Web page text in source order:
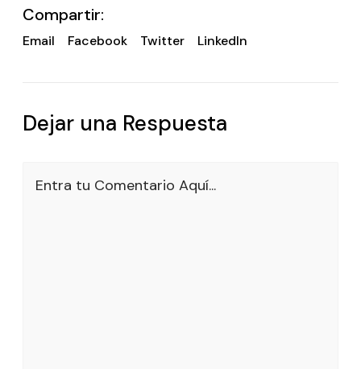
Compartir:
Email Facebook Twitter LinkedIn
Dejar una Respuesta
Entra tu Comentario Aquí...